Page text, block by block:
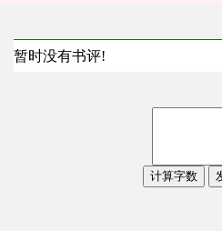
暂时没有书评!